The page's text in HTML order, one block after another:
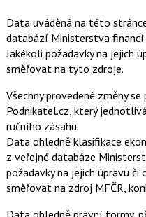
Data uváděná na této
databází Ministerstva
Jakékoli požadavky na jejich
směřovat na tyto zdroje.
Všechny provedené změny
Podnikatel.cz, který
ručního zásahu.
Data ohledně klasifikace
z veřejné databáze
požadavky na jejich úpravu
směřovat na zdroj MFČR,
Data ohledně právní formy,